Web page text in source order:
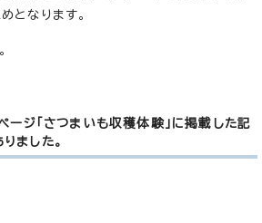
となります。
ジ「さつまいも収穫体験」に掲載した記
ました。